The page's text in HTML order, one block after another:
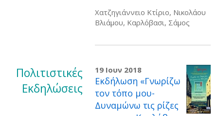
Χατζηγιάννειο Κτίριο, Νικολάου
Βλιάμου, Καρλόβασι, Σάμος
Πολιτιστικές
Εκδηλώσεις
19 Ιουν 2018
Εκδήλωση «Γνωρίζω
τον τόπο μου-
Δυναμώνω τις ρίζες